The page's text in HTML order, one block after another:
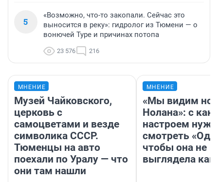
5
«Возможно, что-то закопали. Сейчас это
выносится в реку»: гидролог из Тюмени — о
вонючей Туре и причинах потопа
23 576 216
МНЕНИЕ
Музей Чайковского,
церковь с
самоцветами и везде
символика СССР.
Тюменцы на авто
поехали по Уралу — что
они там нашли
МНЕНИЕ
«Мы видим
Нолана»: с
настроем
смотреть
чтобы она не
выглядела как